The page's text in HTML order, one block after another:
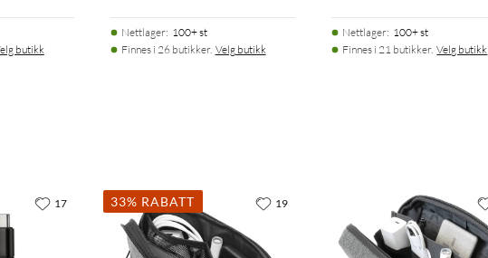
butikk
Nettlager: 100+ st
Finnes i 26 butikker. Velg butikk
Nettlager: 100+ st
Finnes i 21 butikker. Velg butikk
17 33% RABATT 19